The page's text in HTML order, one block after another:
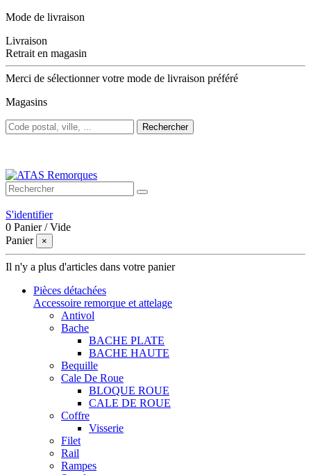
Mode de livraison
Livraison
Retrait en magasin
Merci de sélectionner votre mode de livraison préféré
Magasins
Rechercher
S'identifier
0 Panier /Vide
Panier
×
Il n'y a plus d'articles dans votre panier
Pièces détachées
Accessoire remorque et attelage
Antivol
Bache
BACHE PLATE
BACHE HAUTE
Bequille
Cale De Roue
BLOQUE ROUE
CALE DE ROUE
Coffre
Visserie
Filet
Rail
Rampes